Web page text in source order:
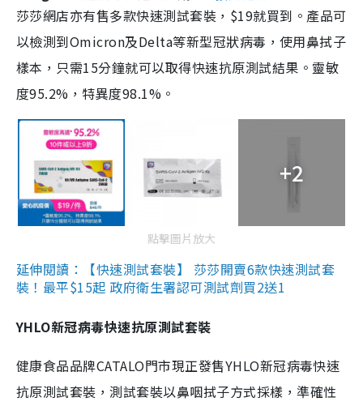
莎莎網店亦有售多款快速測試套裝，$19就買到。產品可
以檢測到Omicron及Delta等新型冠狀病毒，使用鼻拭子
樣本，只需15分鐘就可以取得快速抗原測試結果。靈敏
度95.2%，特異度98.1%。
+2
點擊圖片放大
延伸閱讀：【快速測試套裝】 莎莎開賣6款快速測試套
裝！最平$15起 政府衛生署認可測試劑買2送1
YHLO新冠病毒快速抗原測試套裝
健康食品品牌CATALO門市現正發售YHLO新冠病毒快速
抗原測試套裝，測試套裝以鼻咽拭子方式採樣，準確性